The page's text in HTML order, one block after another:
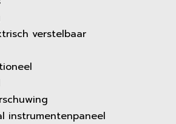
verstelbaar
instrumentenpaneel